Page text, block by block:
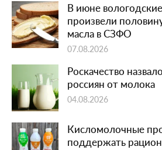
В июне
произвели
масла в СЗФО
07.08.2026
Роскачество
россиян от молока
04.08.2026
Кисломолочные
поддержать